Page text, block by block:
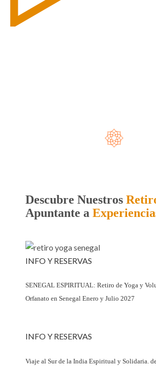
Descubre Nuestros
Apuntante a
INFO Y RESERVAS
SENEGAL ESPIRITUAL: Retiro de Yoga y
Orfanato en Senegal Enero y Julio 2027
INFO Y RESERVAS
Viaje al Sur de la India Espiritual y Solidaria.